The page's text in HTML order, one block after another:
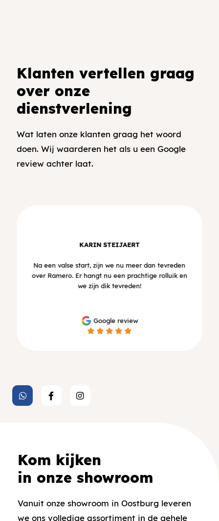
Klanten vertellen graag
over onze
dienstverlening
Wat laten onze klanten graag het woord
doen. Wij waarderen het als u een Google
review achter laat.
KARIN STEIJAERT
Na een valse start, zijn we nu meer dan tevreden
over Ramero. Er hangt nu een prachtige rolluik en
we zijn dik tevreden!
Google review
Kom kijken
in onze showroom
Vanuit onze showroom in Oostburg leveren
we ons volledige assortiment in de gehele